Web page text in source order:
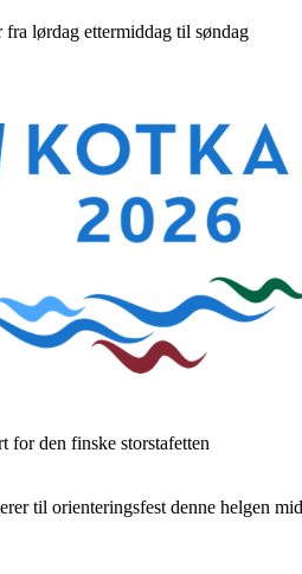
lørdag ettermiddag til søndag
for den finske storstafetten
til orienteringsfest denne helgen